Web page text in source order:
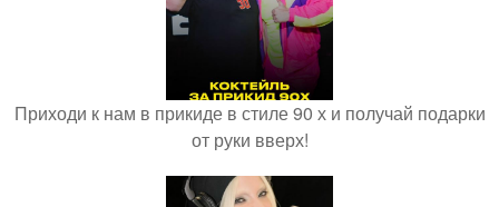
Приходи к нам в прикиде в стиле 90 х и получай подарки
от руки вверх!